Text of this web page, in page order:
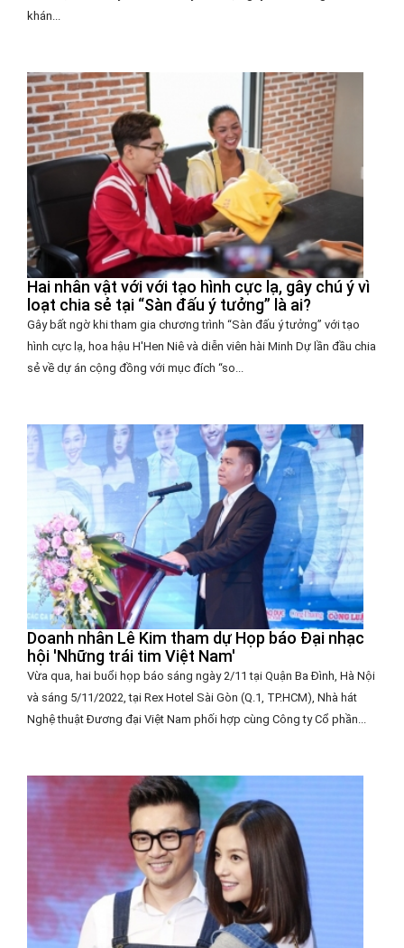
khán...
Hai nhân vật với với tạo hình cực lạ, gây chú ý vì
loạt chia sẻ tại “Sàn đấu ý tưởng” là ai?
Gây bất ngờ khi tham gia chương trình “Sàn đấu ý tưởng” với tạo
hình cực lạ, hoa hậu H'Hen Niê và diễn viên hài Minh Dự lần đầu chia
sẻ về dự án cộng đồng với mục đích “so...
Doanh nhân Lê Kim tham dự Họp báo Đại nhạc
hội 'Những trái tim Việt Nam'
Vừa qua, hai buổi họp báo sáng ngày 2/11 tại Quận Ba Đình, Hà Nội
và sáng 5/11/2022, tại Rex Hotel Sài Gòn (Q.1, TP.HCM), Nhà hát
Nghệ thuật Đương đại Việt Nam phối hợp cùng Công ty Cổ phần...